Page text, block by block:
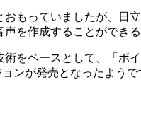
もっていましたが、日
を作成することができ
をベースとして、「ボ
ンが発売となったよう